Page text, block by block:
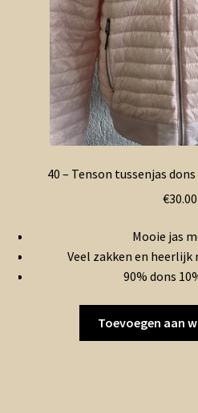
40 – Tenson tussenjas
€30.00
Mooie jas
Veel zakken en heerlijk
90% dons
Toevoegen aan